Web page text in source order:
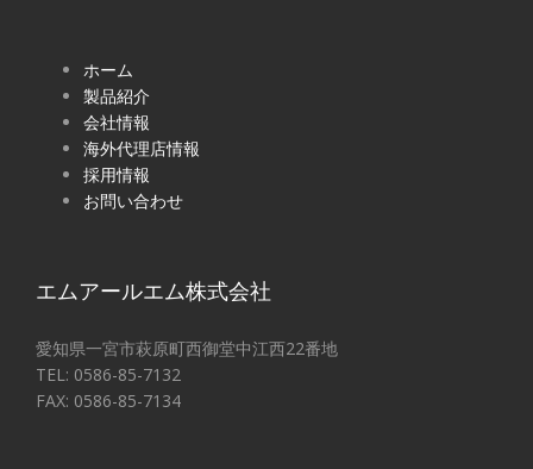
ホーム
製品紹介
会社情報
海外代理店情報
採用情報
お問い合わせ
エムアールエム株式会社
愛知県一宮市萩原町西御堂中江西22番地
TEL: 0586-85-7132
FAX: 0586-85-7134